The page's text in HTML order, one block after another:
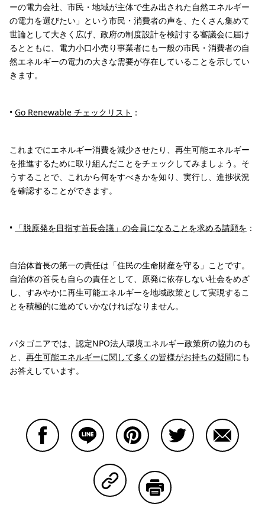
ーの電力会社、市民・地域が主体で生み出された自然エネルギー
の電力を選びたい」という市民・消費者の声を、たくさん集めて
世論として大きく広げ、政府の制度設計を検討する審議会に届け
るとともに、電力小口小売り事業者にも一般の市民・消費者の自
然エネルギーの電力の大きな需要が存在していることを示してい
きます。
• Go Renewable チェックリスト ：
これまでにエネルギー消費を減少させたり、再生可能エネルギー
を推進するために取り組んだことをチェックしてみましょう。そ
うすることで、これから何をすべきかを知り、実行し、進捗状況
を確認することができます。
• 「脱原発を目指す首長会議」の会員になることを求める請願を ：
自治体首長の第一の責任は「住民の生命財産を守る」ことです。
自治体の首長も自らの責任として、原発に依存しない社会をめざ
し、すみやかに再生可能エネルギーを地域政策として実現するこ
とを積極的に進めていかなければなりません。
パタゴニアでは、認定NPO法人環境エネルギー政策所の協力のも
と、 再生可能エネルギーに関して多くの皆様がお持ちの疑問にも
お答えしています。
Copy Linkで共有する